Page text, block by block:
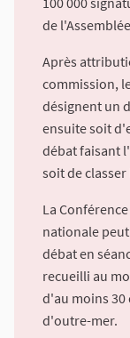
de
Après
commission,
désignent un
ensuite soit
débat faisant
soit de
La
nationale
débat en
recueilli au
d'au moins
d'outre-mer.